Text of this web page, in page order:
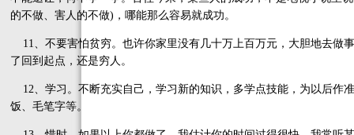
的不做、害人的不做)，哪能那么容易就成功。
11、不要害怕贫穷。也许你家里没有几十万上百万元，大胆地去做
了回到起点，还是穷人。
12、学习。不断充实自己，学习新的知识，多学点技能，为以后作
饭、毛笔字等。